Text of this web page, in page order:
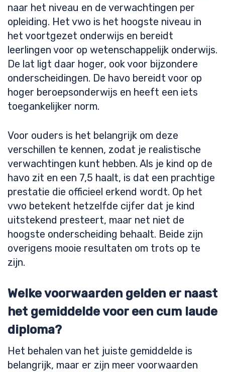
naar het niveau en de verwachtingen per
opleiding. Het vwo is het hoogste niveau in
het voortgezet onderwijs en bereidt
leerlingen voor op wetenschappelijk onderwijs.
De lat ligt daar hoger, ook voor bijzondere
onderscheidingen. De havo bereidt voor op
hoger beroepsonderwijs en heeft een iets
toegankelijker norm.
Voor ouders is het belangrijk om deze
verschillen te kennen, zodat je realistische
verwachtingen kunt hebben. Als je kind op de
havo zit en een 7,5 haalt, is dat een prachtige
prestatie die officieel erkend wordt. Op het
vwo betekent hetzelfde cijfer dat je kind
uitstekend presteert, maar net niet de
hoogste onderscheiding behaalt. Beide zijn
overigens mooie resultaten om trots op te
zijn.
Welke voorwaarden gelden er naast
het gemiddelde voor een cum laude
diploma?
Het behalen van het juiste gemiddelde is
belangrijk, maar er zijn meer voorwaarden